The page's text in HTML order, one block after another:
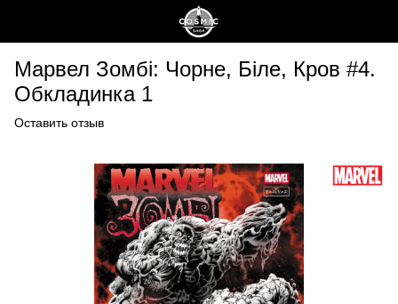
Марвел Зомбі: Чорне, Біле, Кров #4.
Обкладинка 1
Оставить отзыв